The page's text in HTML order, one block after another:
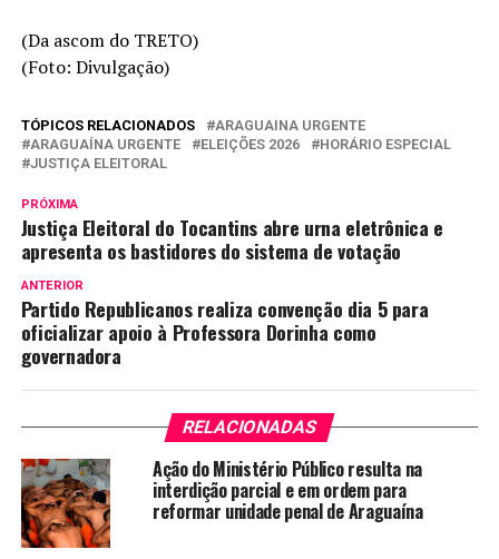
(Da ascom do TRETO)
(Foto: Divulgação)
TÓPICOS RELACIONADOS
ARAGUAINA URGENTE
ARAGUAÍNA URGENTE
ELEIÇÕES 2026
HORÁRIO ESPECIAL
JUSTIÇA ELEITORAL
PRÓXIMA
Justiça Eleitoral do Tocantins abre urna eletrônica e
apresenta os bastidores do sistema de votação
ANTERIOR
Partido Republicanos realiza convenção dia 5 para
oficializar apoio à Professora Dorinha como
governadora
RELACIONADAS
Ação do Ministério Público resulta na
interdição parcial e em ordem para
reformar unidade penal de Araguaína